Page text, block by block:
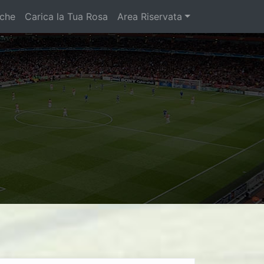
Carica la Tua Rosa Area Riservata